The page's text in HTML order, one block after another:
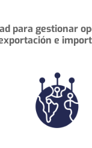
para gestionar
e